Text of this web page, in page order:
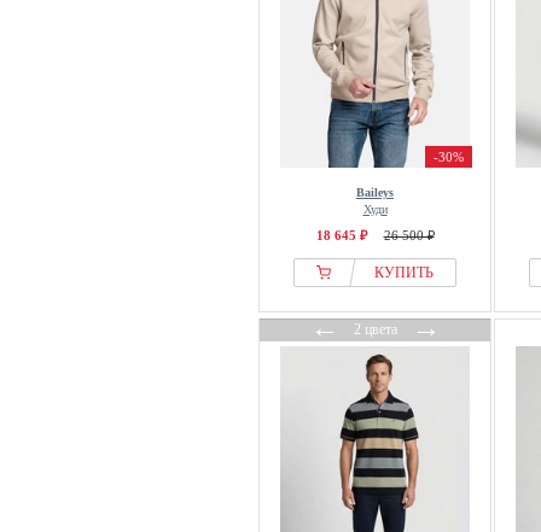
-30%
Baileys
Худи
18 645 ₽ 26 500 ₽
КУПИТЬ
←2 цвета→